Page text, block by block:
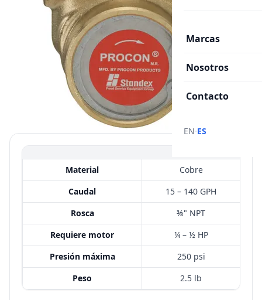
Marcas
Nosotros
Contacto
EN·ES
Material
Cobre
Caudal
15 – 140 GPH
Rosca
⅜" NPT
Requiere motor
¼ – ½ HP
Presión máxima
250 psi
Peso
2.5 lb